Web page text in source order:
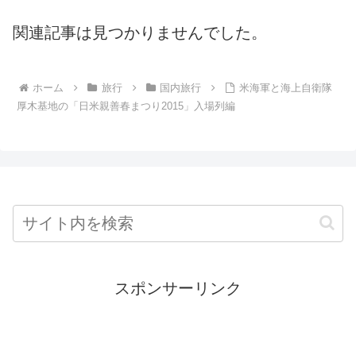
関連記事は見つかりませんでした。
ホーム 旅行 国内旅行
米海軍と海上自衛隊
厚木基地の「日米親善春まつり2015」入場列編
スポンサーリンク